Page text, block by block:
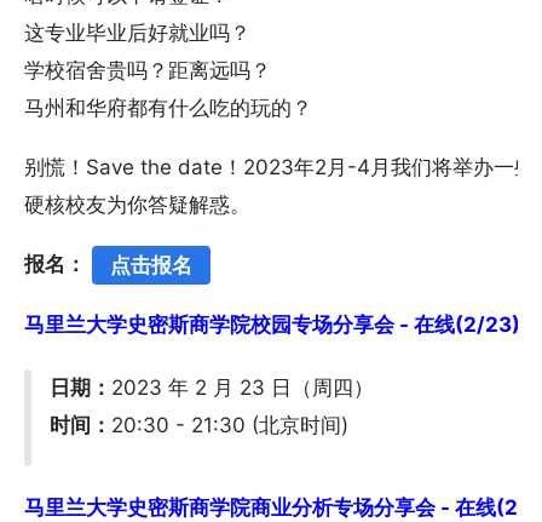
这专业毕业后好就业吗？
学校宿舍贵吗？距离远吗？
马州和华府都有什么吃的玩的？
别慌！Save the date！2023年2月-4月我们将举办一些
硬核校友为你答疑解惑。
报名： 点击报名
马里兰大学史密斯商学院校园专场分享会 - 在线(2/23)
日期： 2023 年 2 月 23 日（周四）
时间： 20:30 - 21:30 (北京时间)
马里兰大学史密斯商学院商业分析专场分享会 - 在线(2/